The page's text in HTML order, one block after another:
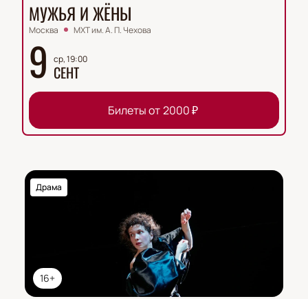
МУЖЬЯ И ЖЁНЫ
Москва МХТ им. А. П. Чехова
9 ср, 19:00
СЕНТ
Билеты от 2000₽
16+
Драма